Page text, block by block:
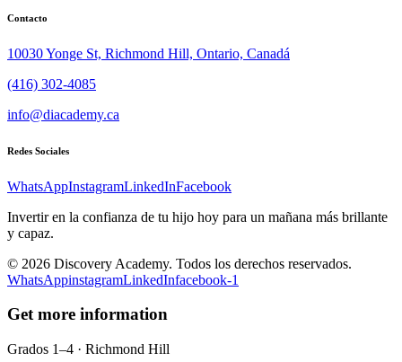
Contacto
10030 Yonge St, Richmond Hill, Ontario, Canadá
(416) 302-4085
info@diacademy.ca
Redes Sociales
WhatsAppInstagramLinkedInFacebook
Invertir en la confianza de tu hijo hoy para un mañana más brillante
y capaz.
© 2026 Discovery Academy. Todos los derechos reservados.
WhatsAppinstagramLinkedInfacebook-1
Get more information
Grados 1–4 · Richmond Hill